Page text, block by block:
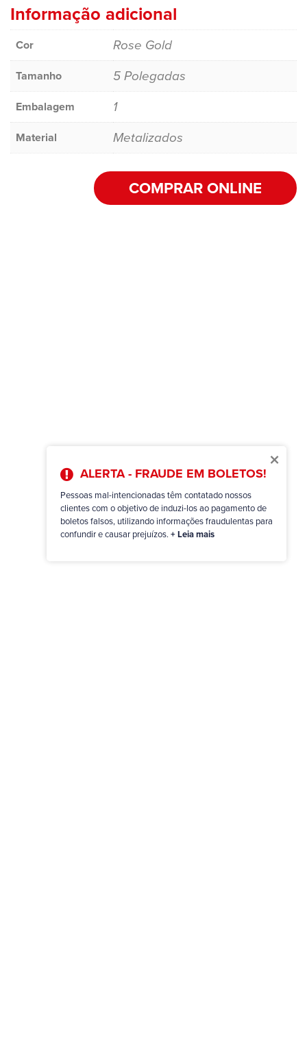
×
ALERTA - FRAUDE EM BOLETOS!
Pessoas mal-intencionadas têm contatado nossos
clientes com o objetivo de induzi-los ao pagamento de
boletos falsos, utilizando informações fraudulentas para
confundir e causar prejuízos. + Leia mais
Informação adicional
Cor Rose Gold
Tamanho 5 Polegadas
Embalagem 1
Material Metalizados
COMPRAR ONLINE